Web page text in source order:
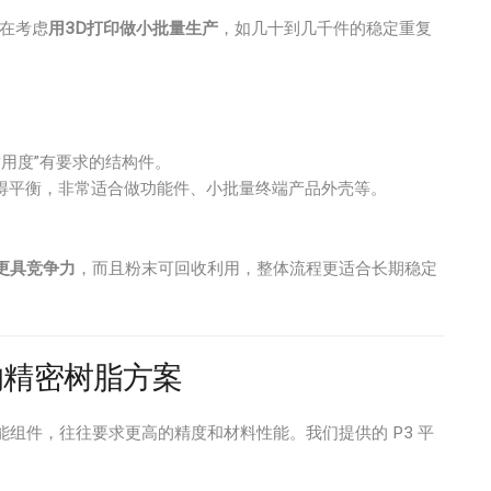
考虑用3D打印做小批量生产 ，如几十到几千件的稳定重复
度”有要求的结构件。
衡，非常适合做功能件、小批量终端产品外壳等。
具竞争力 ，而且粉末可回收利用，整体流程更适合长期稳定
密树脂方案
件，往往要求更高的精度和材料性能。我们提供的 P3 平